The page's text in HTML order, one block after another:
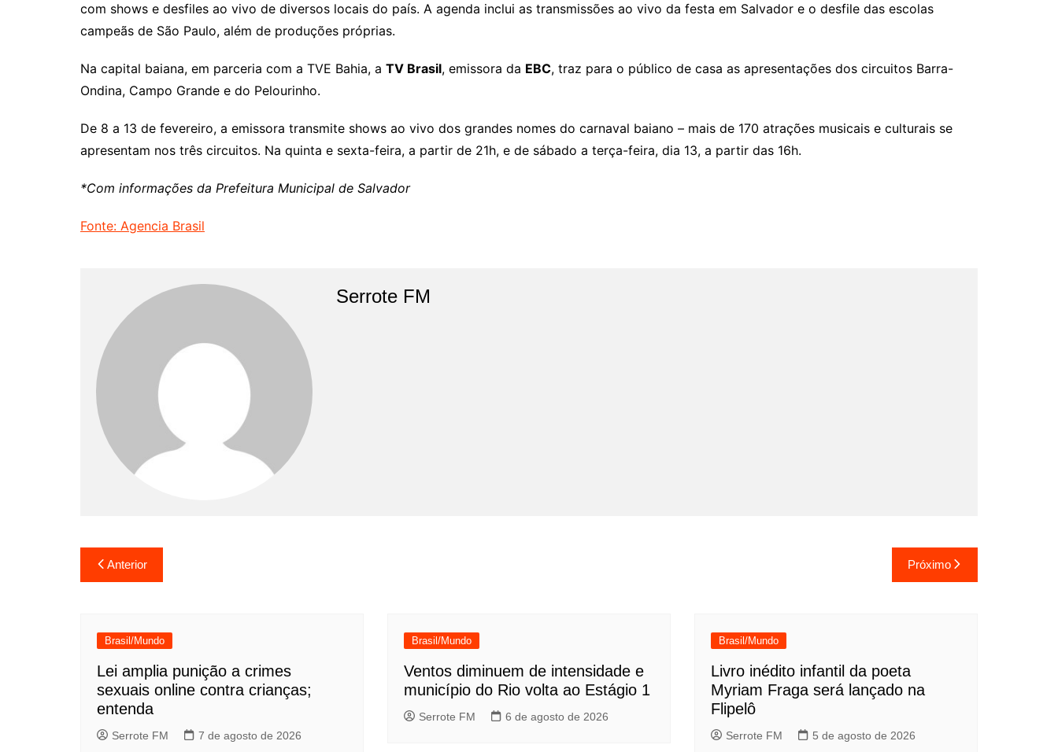
com shows e desfiles ao vivo de diversos locais do país. A agenda inclui as transmissões ao vivo da festa em Salvador e o desfile das escolas
campeãs de São Paulo, além de produções próprias.
Na capital baiana, em parceria com a TVE Bahia, a TV Brasil, emissora da EBC, traz para o público de casa as apresentações dos circuitos Barra-
Ondina, Campo Grande e do Pelourinho.
De 8 a 13 de fevereiro, a emissora transmite shows ao vivo dos grandes nomes do carnaval baiano – mais de 170 atrações musicais e culturais se
apresentam nos três circuitos. Na quinta e sexta-feira, a partir de 21h, e de sábado a terça-feira, dia 13, a partir das 16h.
*Com informações da Prefeitura Municipal de Salvador
Fonte: Agencia Brasil
Serrote FM
Navegação
de
Anterior Próximo
Brasil/Mundo
Lei amplia punição a crimes
sexuais online contra crianças;
entenda
Serrote FM 7 de agosto de 2026
Brasil/Mundo
Ventos diminuem de intensidade e
município do Rio volta ao Estágio 1
Serrote FM 6 de agosto de 2026
Brasil/Mundo
Livro inédito infantil da poeta
Myriam Fraga será lançado na
Flipelô
Serrote FM 5 de agosto de 2026